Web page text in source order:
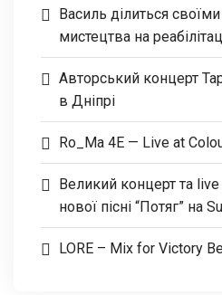
Василь ділиться
мистецтва на
Авторський концерт
в Дніпрі
Ro_Ma 4E — Live at
Великий концерт та
нової пісні “Потяг” на
LORE – Mix for Victory